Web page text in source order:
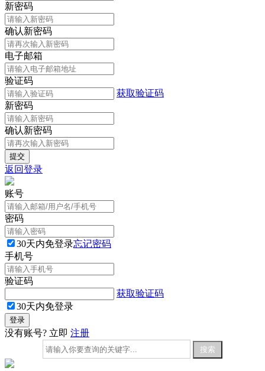
新密码
确认新密码
电子邮箱
验证码
获取验证码
新密码
确认新密码
返回登录
账号
密码
30天内免登录忘记密码
手机号
验证码
获取验证码
30天内免登录
没有账号? 立即 注册